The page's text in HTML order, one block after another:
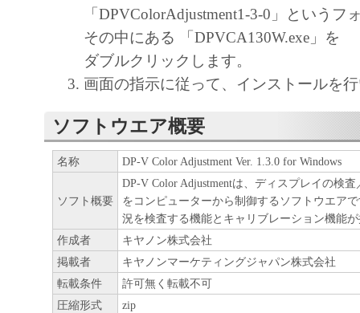
よびキヤノンのライセンサーは、本ソ
ザーの特定の目的のために適当である
用であること、または本ソフトウエア
と、その他本ソフトウエアに関してい
しません。
キヤノン、キヤノンマーケティングジ
よびキヤノンのライセンサーは、本ソ
に付随または関連して生ずる直接的ま
失、損害等について、いかなる場合に
任を負いません。
ユーザーは、日本国政府または該当国
許可等を得ることなしに、本ソフトウ
一部を、直接または間接に輸出しては
「DPVColorAdjustment1-3-0」というフ
その中にある 「DPVCA130W.exe」を
ダブルクリックします。
画面の指示に従って、インストールを
ソフトウエア概要
名称 DP-V Color Adjustment Ver. 1.3.0 for Windows
ソフト概要
DP-V Color Adjustmentは、ディスプレイの検
をコンピューターから制御するソフトウエア
況を検査する機能とキャリブレーション機能
作成者
キヤノン株式会社
掲載者
キヤノンマーケティングジャパン株式会社
転載条件
許可無く転載不可
圧縮形式
zip